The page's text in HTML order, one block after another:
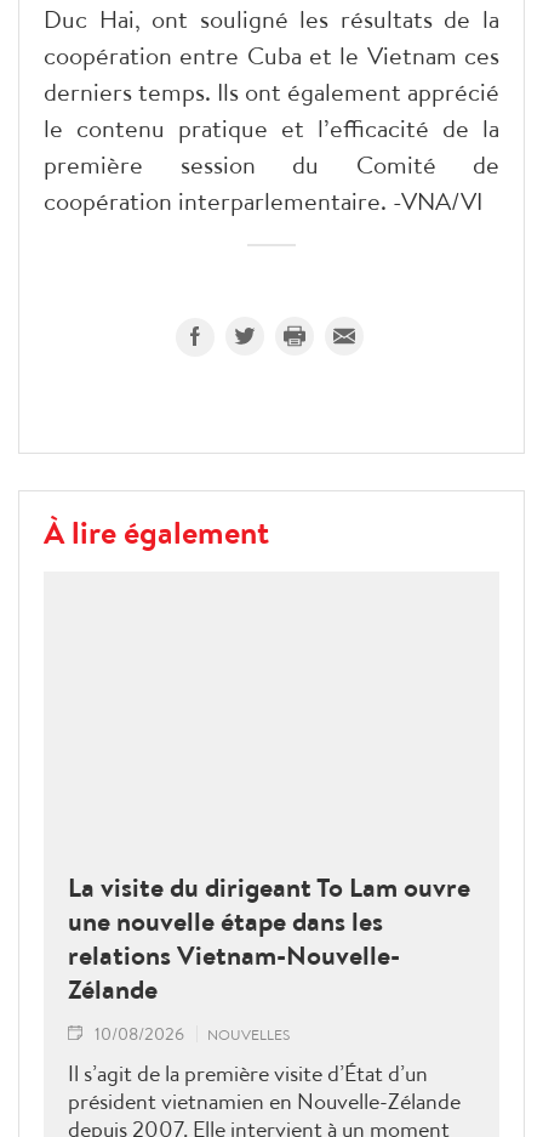
Duc Hai, ont souligné les résultats de la
coopération entre Cuba et le Vietnam ces
derniers temps. Ils ont également apprécié
le contenu pratique et l’efficacité de la
première session du Comité de
coopération interparlementaire. -VNA/VI
À lire également
La visite du dirigeant To Lam ouvre
une nouvelle étape dans les
relations Vietnam-Nouvelle-
Zélande
10/08/2026 NOUVELLES
Il s’agit de la première visite d’État d’un
président vietnamien en Nouvelle-Zélande
depuis 2007. Elle intervient à un moment